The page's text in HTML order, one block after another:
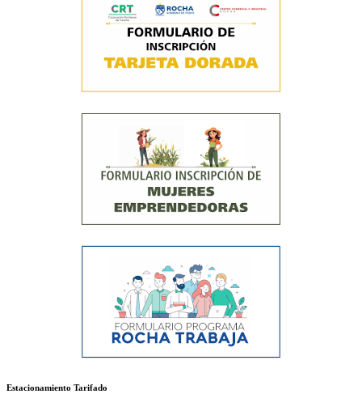
Estacionamiento Tarifado